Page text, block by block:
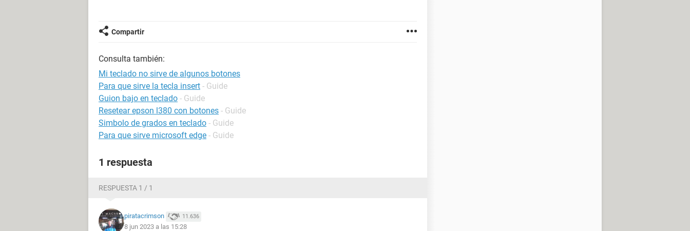
Compartir
Consulta también:
Mi teclado no sirve de algunos botones
Para que sirve la tecla insert - Guide
Guion bajo en teclado - Guide
Resetear epson l380 con botones - Guide
Simbolo de grados en teclado - Guide
Para que sirve microsoft edge - Guide
1 respuesta
RESPUESTA 1 / 1
piratacrimson 11.636
8 jun 2023 a las 15:28